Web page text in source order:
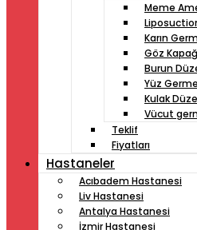
Meme
Karın
Göz
Burun
Yüz Germe
Kulak
Vücut
Teklif
Fiyatları
Hastaneler
Acıbadem Hastanesi
Liv Hastanesi
Antalya Hastanesi
İzmir Hastanesi